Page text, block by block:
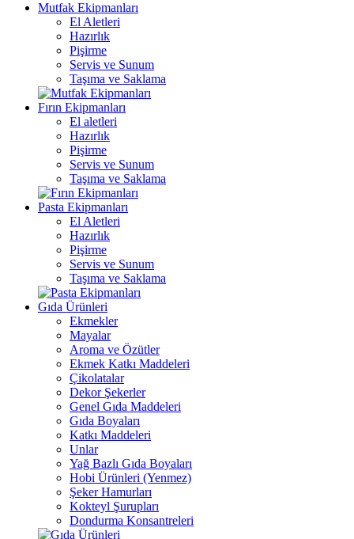
Mutfak Ekipmanları
El Aletleri
Hazırlık
Pişirme
Servis ve Sunum
Taşıma ve Saklama
Fırın Ekipmanları
El aletleri
Hazırlık
Pişirme
Servis ve Sunum
Taşıma ve Saklama
Pasta Ekipmanları
El Aletleri
Hazırlık
Pişirme
Servis ve Sunum
Taşıma ve Saklama
Gıda Ürünleri
Ekmekler
Mayalar
Aroma ve Özütler
Ekmek Katkı Maddeleri
Çikolatalar
Dekor Şekerler
Genel Gıda Maddeleri
Gıda Boyaları
Katkı Maddeleri
Unlar
Yağ Bazlı Gıda Boyaları
Hobi Ürünleri (Yenmez)
Şeker Hamurları
Kokteyl Şurupları
Dondurma Konsantreleri